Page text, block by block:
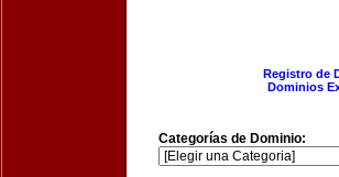
Registro de
Dominios
Categorías de Dominio: